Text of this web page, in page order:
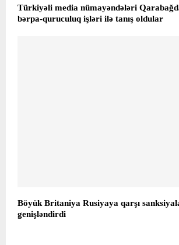
Türkiyəli media nümayəndələri
bərpa-quruculuq işləri ilə tanış oldular
Böyük Britaniya Rusiyaya qarşı
genişləndirdi